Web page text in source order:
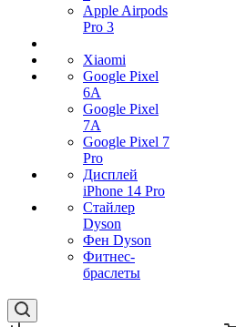
Apple Airpods
Pro 3
Xiaomi
Google Pixel
6A
Google Pixel
7А
Google Pixel 7
Pro
Дисплей
iPhone 14 Pro
Стайлер
Dyson
Фен Dyson
Фитнес-
браслеты